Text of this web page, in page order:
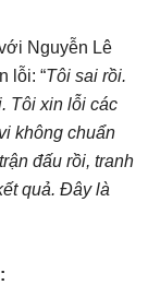
Nguyễn Lê
lỗi: “Tôi sai rồi.
Tôi xin lỗi các
không chuẩn
đấu rồi, tranh
quả. Đây là